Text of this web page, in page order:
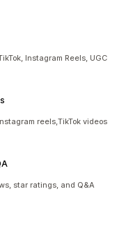
Instagram Reels, UGC
reels,TikTok videos
star ratings, and Q&A